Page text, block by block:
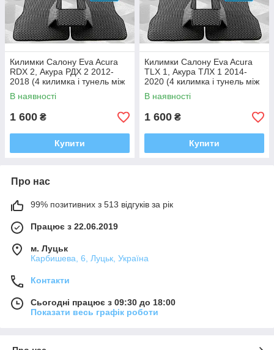
Килимки Салону Eva Acura
RDX 2, Акура РДХ 2 2012-
2018 (4 килимка і тунель між
задніми, багато кольорів Ева,
Єва)
В наявності
1 600 ₴
Купити
Килимки Салону Eva Acura
TLX 1, Акура ТЛХ 1 2014-
2020 (4 килимка і тунель між
задніми, багато кольорів Ева,
Єва)
В наявності
1 600 ₴
Купити
Про нас
99% позитивних з 513 відгуків за рік
Працює з 22.06.2019
м. Луцьк
Карбишева, 6, Луцьк, Україна
Контакти
Сьогодні працює з 09:30 до 18:00
Показати весь графік роботи